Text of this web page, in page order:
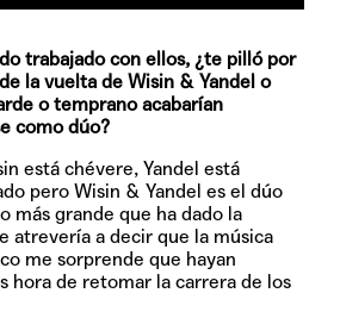
trabajado con ellos, ¿te pilló por
la vuelta de Wisin & Yandel o
o temprano acabarían
como dúo?
está chévere, Yandel está
pero Wisin & Yandel es el dúo
más grande que ha dado la
atrevería a decir que la música
me sorprende que hayan
hora de retomar la carrera de los